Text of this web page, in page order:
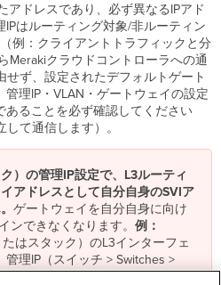
アドレスであり、必ず異なるIPアド
はルーティング対象/非ルーティン
例：クライアントトラフィックと分
Merakiクラウドコントローラへの通
ず、設定されたデフォルトゲート
理IP・VLAN・ゲートウェイの設定
あることを必ず確認してください
して通信します）。
）の管理IP設定で、L3ルーティ
アドレスとして自分自身のSVIア
ゲートウェイを自分自身に向け
ンできなくなります。例：
たはスタック）のL3インターフェ
管理IP（スイッチ > Switches >
192.168.1.1は指定できません。